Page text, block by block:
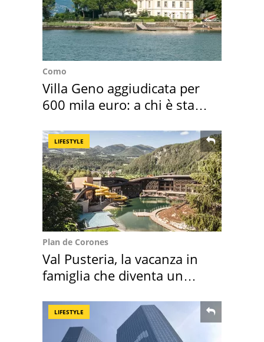
Como
Villa Geno aggiudicata per
600 mila euro: a chi è stata
LIFESTYLE
Plan de Corones
Val Pusteria, la vacanza in
famiglia che diventa un
LIFESTYLE